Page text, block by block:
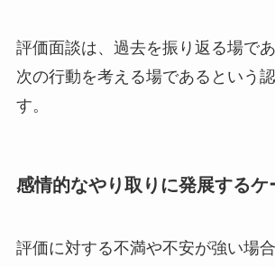
評価面談は、過去を振り返る場であ
次の行動を考える場であるという
す。
感情的なやり取りに発展するケ
評価に対する不満や不安が強い場